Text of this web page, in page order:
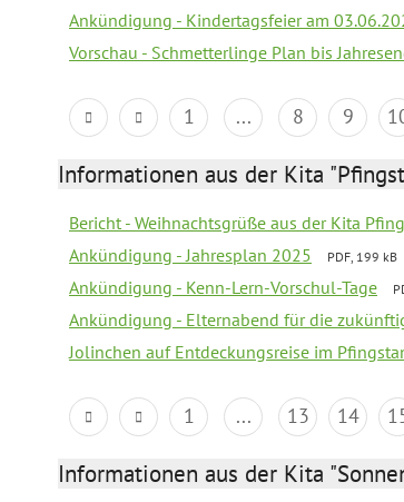
Ankündigung - Kindertagsfeier am
Vorschau - Schmetterlinge Plan bis
1 ... 8 9
Informationen aus der Kita
Bericht - Weihnachtsgrüße aus der Kita
Ankündigung - Jahresplan 2025 PDF, 199 kB
Ankündigung - Kenn-Lern-Vorschul-Tage
Ankündigung - Elternabend für die
Jolinchen auf Entdeckungsreise im
1 ... 13 14
Informationen aus der Kita